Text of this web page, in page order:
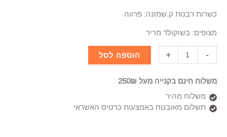
כשרות רבנות ק.שמונה: פרווה
מצופים: בשוקולד מריר
-
+ הוספה לסל
משלוח חינם בקנייה מעל 250₪
משלוח מהיר
תשלום מאובטח באמצעות כרטיס האשראי